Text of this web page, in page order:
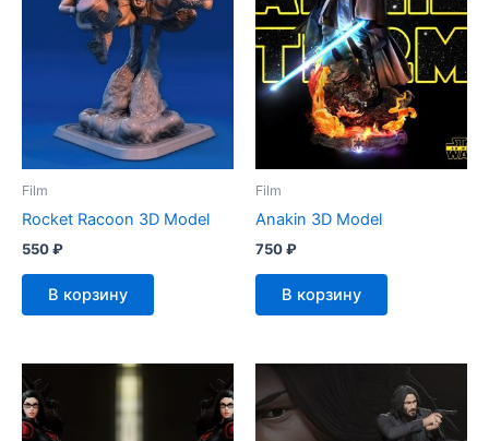
Film
Rocket Racoon 3D Model
550₽
В корзину
Film
Anakin 3D Model
750₽
В корзину